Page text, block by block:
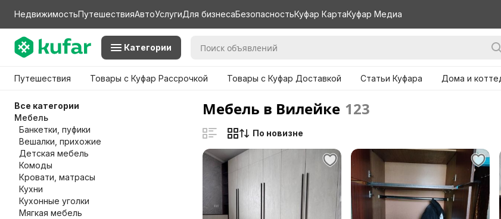
НедвижимостьПутешествияАвтоУслугиДля бизнесаБезопасностьКуфар КартаКуфар Медиа
Категории
Путешествия Товары с Куфар Рассрочкой Товары с Куфар Доставкой Статьи Куфара Дома и
Все категории
Мебель
Банкетки, пуфики
Вешалки, прихожие
Детская мебель
Комоды
Кровати, матрасы
Кухни
Кухонные уголки
Мягкая мебель
Мебель в Вилейке 123
По новизне